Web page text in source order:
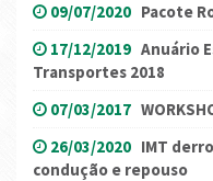
09/07/2020 Pacote
17/12/2019 Anuário
Transportes 2018
07/03/2017
26/03/2020 IMT
condução e repouso